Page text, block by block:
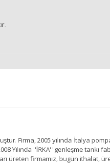
Firma, 2005 yılında İtalya
Yılında ''İRKA'' genleşme tankı
üreten firmamız, bugün ithalat,